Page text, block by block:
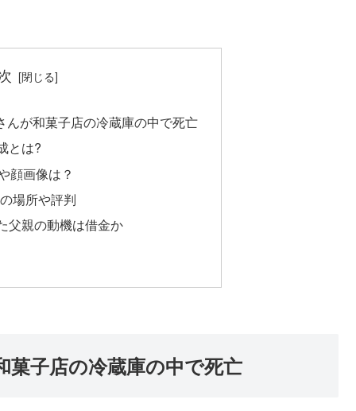
んが和菓子店の冷蔵庫の中で死亡
とは?
顔画像は？
場所や評判
父親の動機は借金か
子店の冷蔵庫の中で死亡